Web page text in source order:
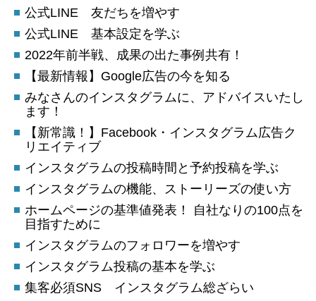
公式LINE 友だちを増やす
公式LINE 基本設定を学ぶ
2022年前半戦、成果の出た事例共有！
【最新情報】Google広告の今を知る
みなさんのインスタグラムに、アドバイスいたし
ます！
【新常識！】Facebook・インスタグラム広告ク
リエイティブ
インスタグラムの投稿時間と予約投稿を学ぶ
インスタグラムの機能、ストーリーズの使い方
ホームページの基準値発表！ 自社なりの100点を
目指すために
インスタグラムのフォロワーを増やす
インスタグラム投稿の基本を学ぶ
集客必須SNS インスタグラム総ざらい